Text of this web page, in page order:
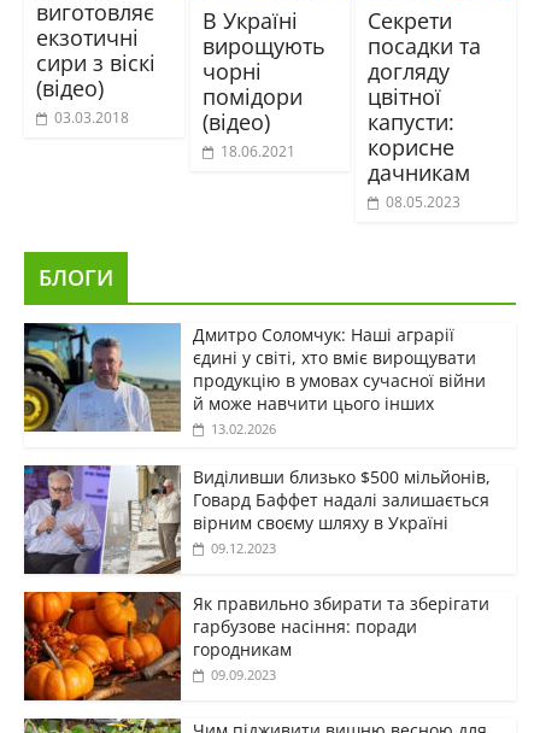
виготовляє
екзотичні
сири з віскі
(відео)
03.03.2018
В Україні
вирощують
чорні
помідори
(відео)
18.06.2021
Секрети
посадки та
догляду
цвітної
капусти:
корисне
дачникам
08.05.2023
БЛОГИ
Дмитро Соломчук: Наші аграрії
єдині у світі, хто вміє вирощувати
продукцію в умовах сучасної війни
й може навчити цього інших
13.02.2026
Виділивши близько $500 мільйонів,
Говард Баффет надалі залишається
вірним своєму шляху в Україні
09.12.2023
Як правильно збирати та зберігати
гарбузове насіння: поради
городникам
09.09.2023